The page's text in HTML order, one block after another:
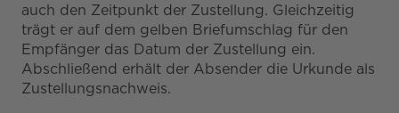
auch den Zeitpunkt der Zustellung. Gleichzeitig
trägt er auf dem gelben Briefumschlag für den
Empfänger das Datum der Zustellung ein.
Abschließend erhält der Absender die Urkunde als
Zustellungsnachweis.